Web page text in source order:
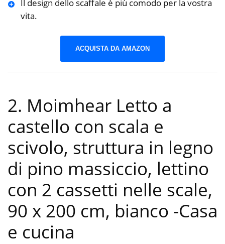
Il design dello scaffale è più comodo per la vostra
vita.
ACQUISTA DA AMAZON
2. Moimhear Letto a
castello con scala e
scivolo, struttura in legno
di pino massiccio, lettino
con 2 cassetti nelle scale,
90 x 200 cm, bianco -Casa
e cucina